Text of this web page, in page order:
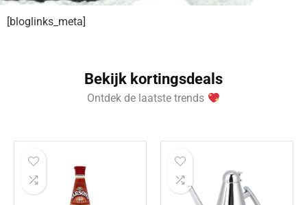
[bloglinks_meta]
Bekijk kortingsdeals
Ontdek de laatste trends